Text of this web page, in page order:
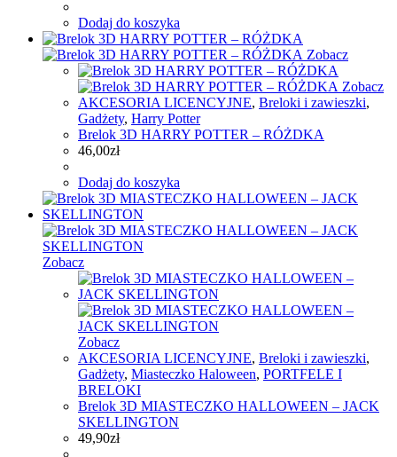
Dodaj do koszyka
Zobacz
Zobacz
AKCESORIA LICENCYJNE, Breloki i zawieszki,
Gadżety, Harry Potter
Brelok 3D HARRY POTTER – RÓŻDKA
46,00zł
Dodaj do koszyka
Zobacz
Zobacz
AKCESORIA LICENCYJNE, Breloki i zawieszki,
Gadżety, Miasteczko Haloween, PORTFELE I
BRELOKI
Brelok 3D MIASTECZKO HALLOWEEN – JACK
SKELLINGTON
49,90zł